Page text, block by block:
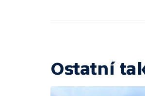
Ostatní